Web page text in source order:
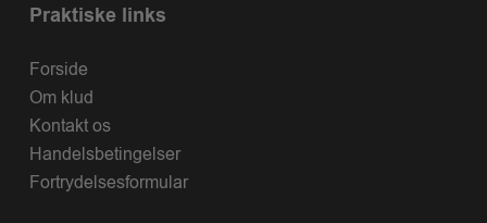
Praktiske links
Forside
Om klud
Kontakt os
Handelsbetingelser
Fortrydelsesformular